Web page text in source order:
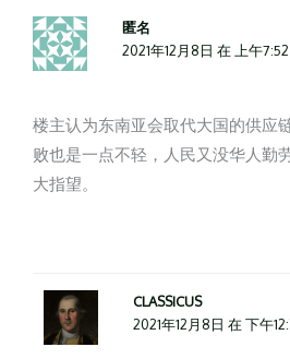
匿名
2021年12月8日 在 上午7:52
楼主认为东南亚会取代大国的供应
败也是一点不轻，人民又没华人勤
大指望。
CLASSICUS
2021年12月8日 在 下午